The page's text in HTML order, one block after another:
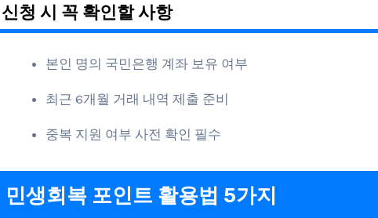
신청 시 꼭 확인할 사항
본인 명의 국민은행 계좌 보유 여부
최근 6개월 거래 내역 제출 준비
중복 지원 여부 사전 확인 필수
민생회복 포인트 활용법 5가지